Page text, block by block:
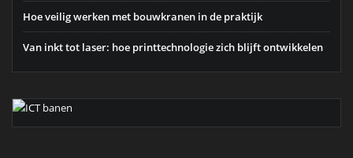
Hoe veilig werken met bouwkranen in de praktijk
Van inkt tot laser: hoe printtechnologie zich blijft ontwikkelen